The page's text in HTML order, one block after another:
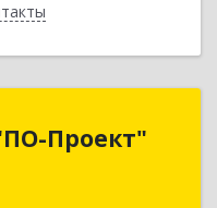
Проект"
"ПО-Проект"
Северодвинск г,